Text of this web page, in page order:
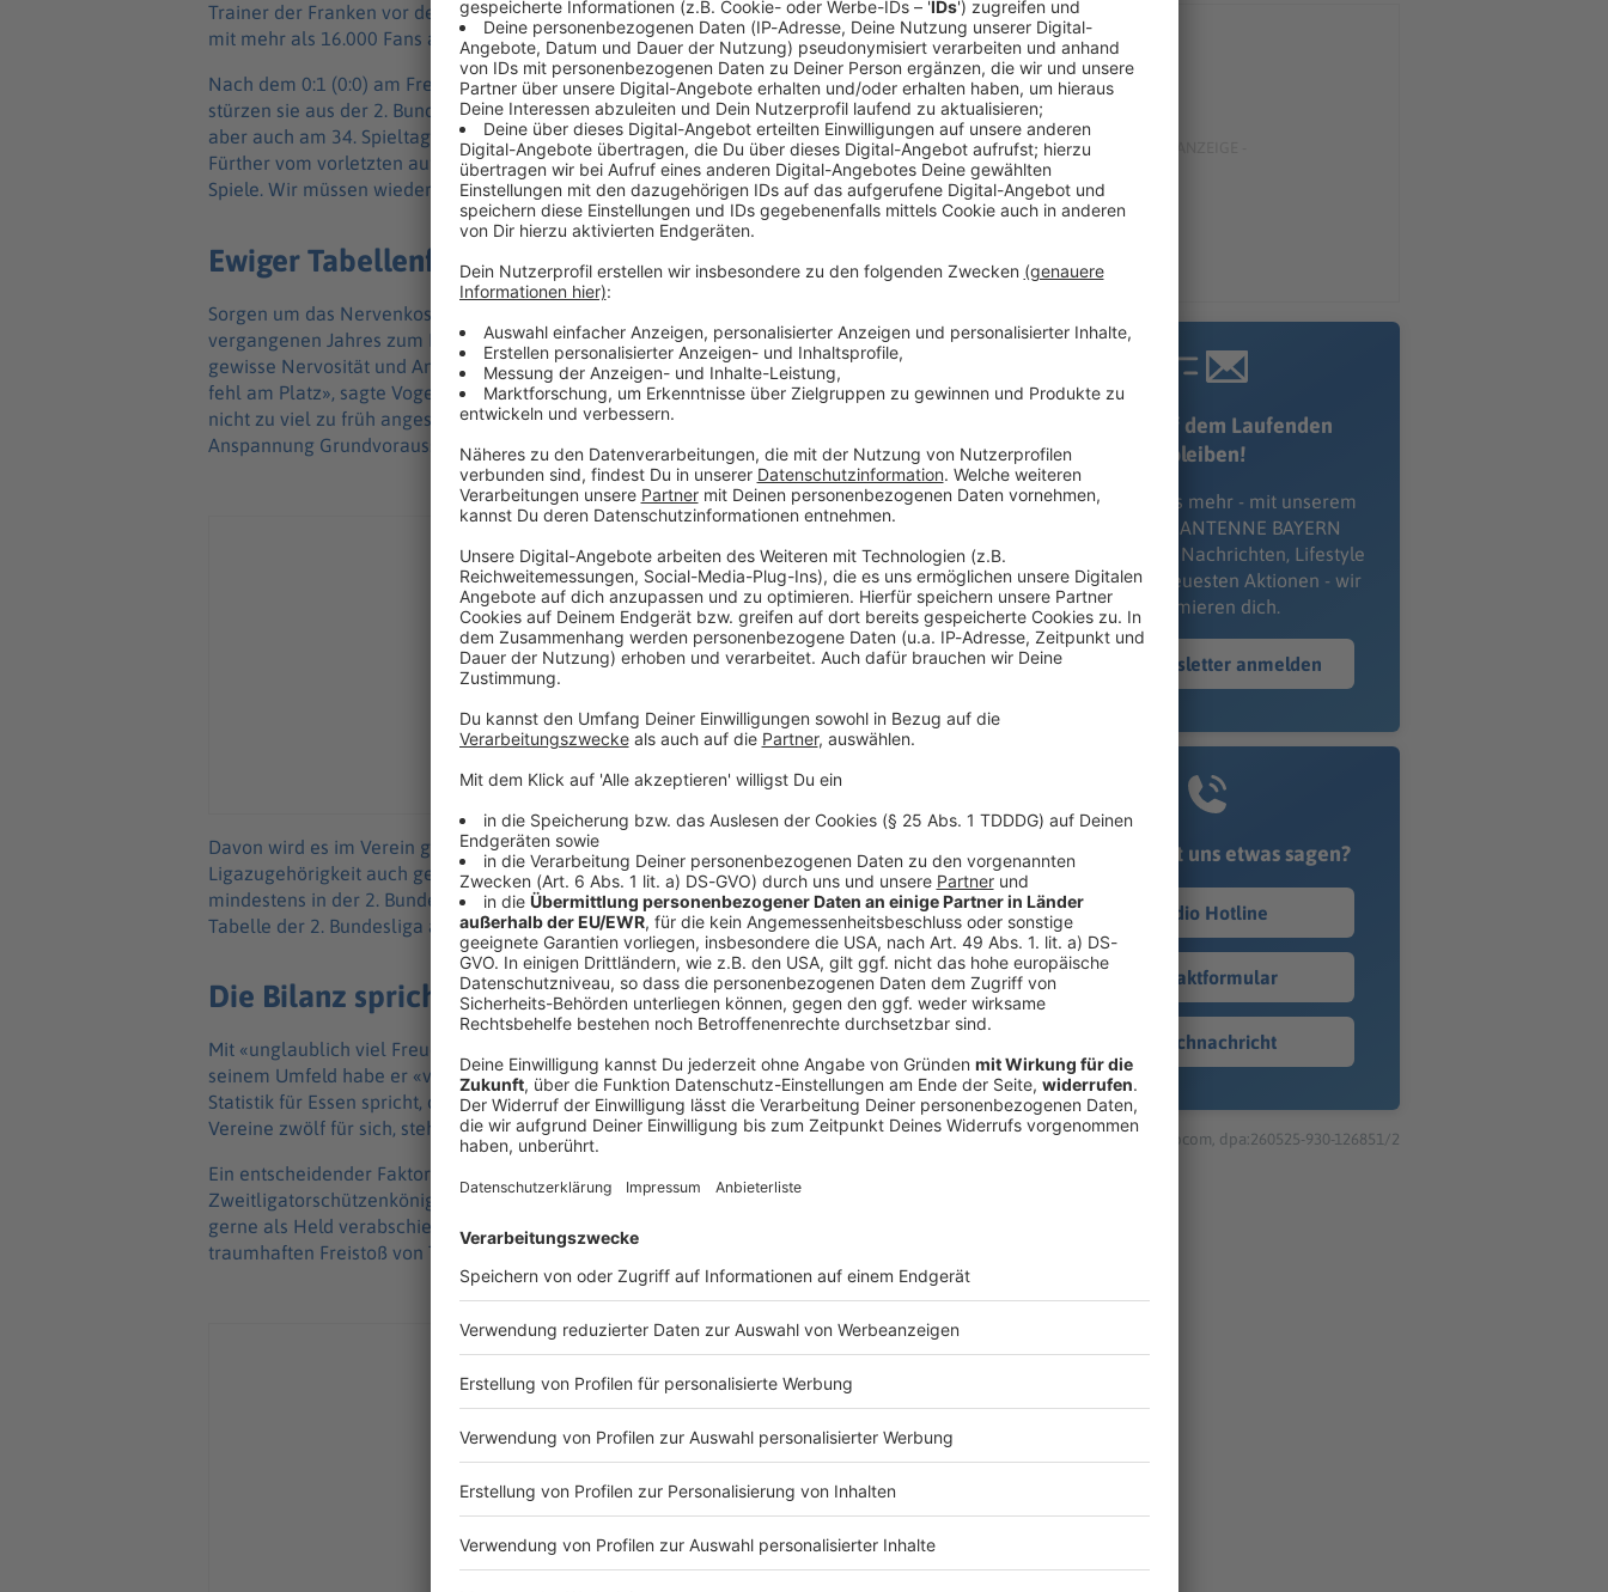
Trainer der Franken vor dem Rückspiel am Dienstag (20.30 Uhr/Sky und Sat.1) im eigenen
mit mehr als 16.000 Fans ausverkauften Stadion gegen Rot-Weiss Essen.
Nach dem 0:1 (0:0) am Freitagabend beim Drittligisten müssen die Fürther liefern, sonst
stürzen sie aus der 2. Bundesliga ab. Vergleichbar war die Belastung für Vogels Mannschaft
aber auch am 34. Spieltag gegen Fortuna Düsseldorf. Erst durch ein 3:0 retteten sich die
Fürther vom vorletzten auf den 16. Platz und damit in die Relegation. «Wir kennen diese
Spiele. Wir müssen wieder All-in gehen», betonte Vogel.
Ewiger Tabellenführer der 2. Bundesliga
Sorgen um das Nervenkostüm seiner Mannschaft macht sich der im Dezember
vergangenen Jahres zum Kleeblatt-Verein gestoßene Coach also nicht. «Wenn man eine
gewisse Nervosität und Anspannung bis morgen nicht aufgebaut hat, dann ist man völlig
fehl am Platz», sagte Vogel. «Anspannung ist ein Mittel, um extrem wachsam zu sein. Es gilt,
nicht zu viel zu früh angespannt zu sein, aber wenn es Richtung Spiel geht, ist eine
Anspannung Grundvoraussetzung.»
Davon wird es im Verein genug geben. Schließlich hängen an der jeweiligen
Ligazugehörigkeit auch genügend Arbeitsplätze. Seit der Saison 1997/98 spielen die Fürther
mindestens in der 2. Bundesliga. Sie führen mit deutlichem Vorsprung auch die ewige
Tabelle der 2. Bundesliga an. Die 2. Bundesliga ohne Fürth? Eigentlich undenkbar.
Die Bilanz spricht für den Drittligisten
Mit «unglaublich viel Freude» blicke er auf den Anstoß des Rückspiels, sagte Vogel. Aus
seinem Umfeld habe er «viel Zuspruch und viel Vorfreude» mitgenommen. Auch wenn die
Statistik für Essen spricht, denn von 17 Relegationen entschieden die zuvor unterklassigen
Vereine zwölf für sich, steht für Fürth fest: Sie wollen bleiben!
Ein entscheidender Faktor dürfte Noel Futkeu werden. Der Angreifer wurde mit 19 Treffern
Zweitligatorschützenkönig und möchte sich vor seiner Rückkehr zu Eintracht Frankfurt
gerne als Held verabschieden. Im Hinspiel, das Fürth bis auf das Gegentor nach einem
traumhaften Freistoß von Torben Müsel im Griff hatte, tat sich Futkeu aber schwer.
Immer auf dem Laufenden
bleiben!
Verpass' nichts mehr - mit unserem
kostenlosen ANTENNE BAYERN
Newsletter. Ob Nachrichten, Lifestyle
oder unsere neuesten Aktionen - wir
informieren dich.
Zum Newsletter anmelden
Du möchtest uns etwas sagen?
Studio Hotline
Kontaktformular
Sprachnachricht
© dpa-infocom, dpa:260525-930-126851/2